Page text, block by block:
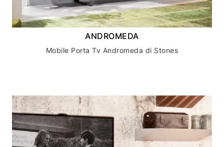
ANDROMEDA
Mobile Porta Tv Andromeda di Stones